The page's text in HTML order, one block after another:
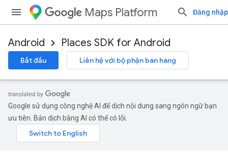
Maps Platform Đăng nhập
Android Places SDK for Android
Bắt đầu Liên hệ với bộ phận bán hàng
Google sử dụng công nghệ AI để dịch nội dung sang ngôn ngữ bạn
ưu tiên. Bản dịch bằng AI có thể có lỗi.